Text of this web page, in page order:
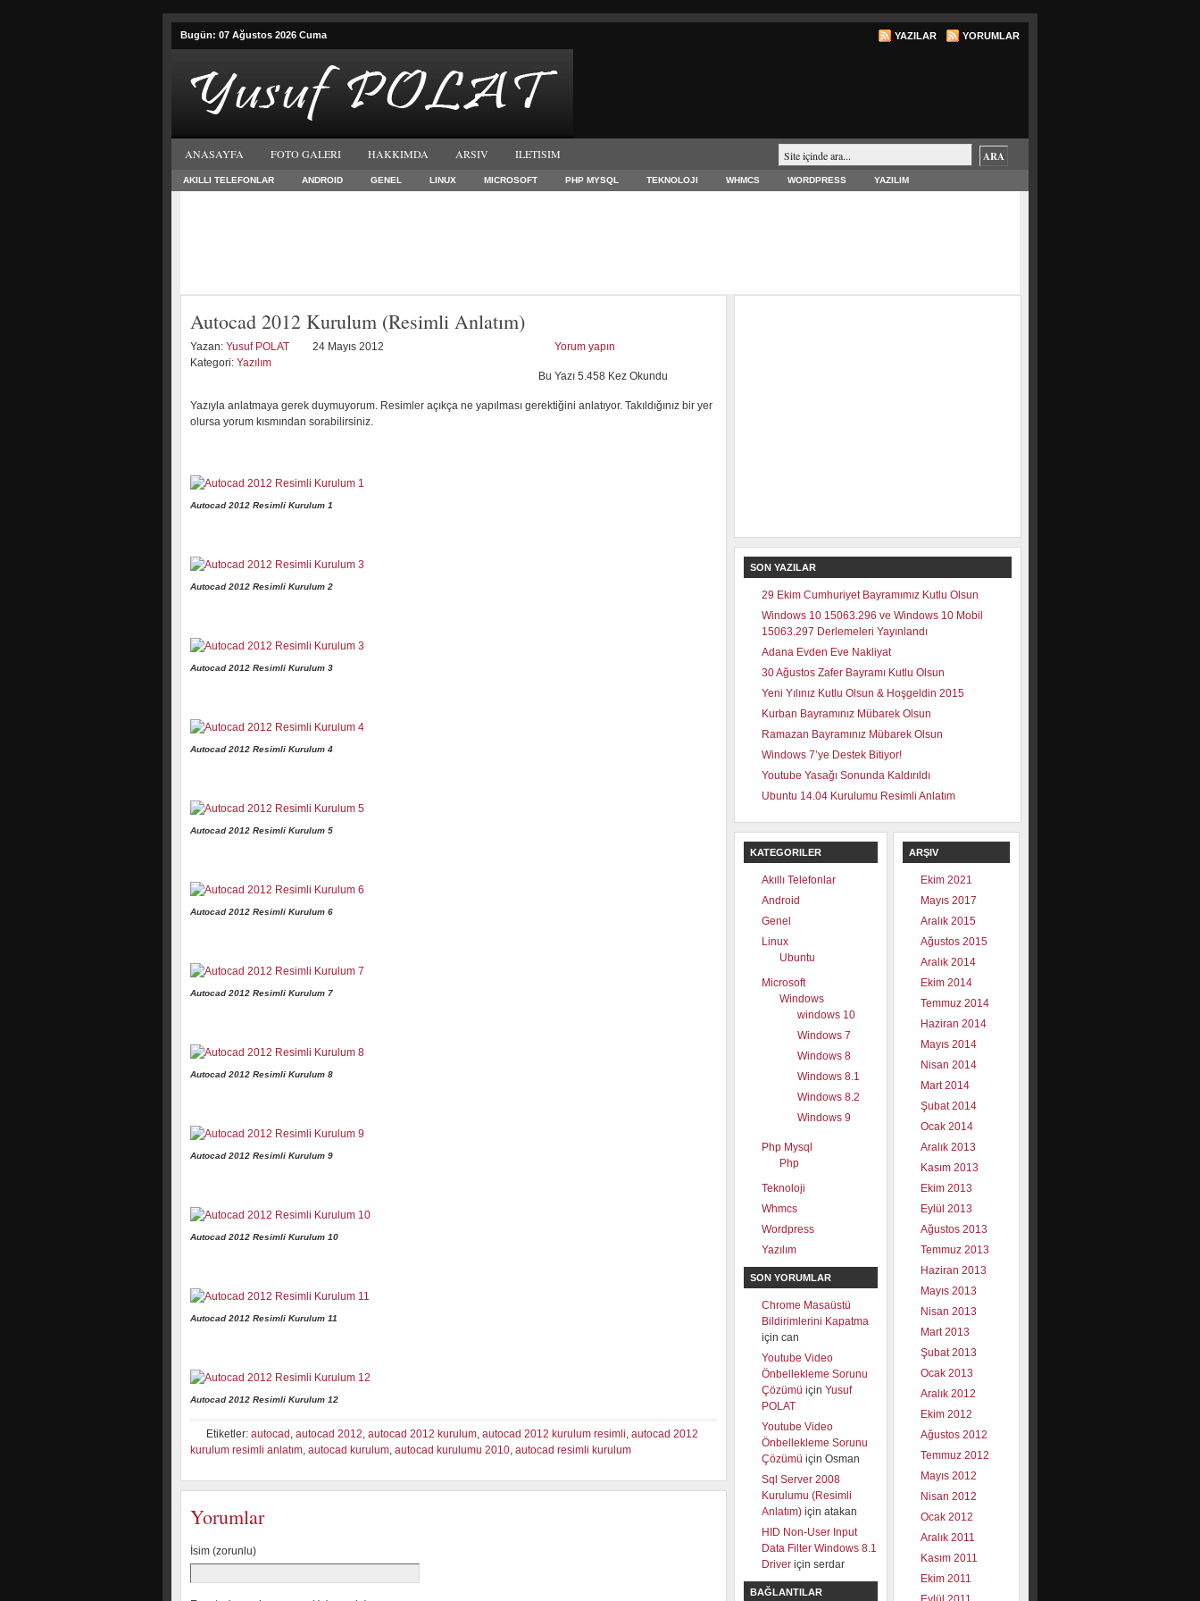
Bugün: 07 Ağustos 2026 Cuma YAZILAR YORUMLAR
ANASAYFA FOTO GALERI HAKKIMDA ARSIV ILETISIM
AKILLI TELEFONLAR ANDROID GENEL LINUX MICROSOFT PHP MYSQL TEKNOLOJI WHMCS WORDPRESS YAZILIM
Autocad 2012 Kurulum (Resimli Anlatım)
Yazan: Yusuf POLAT
24 Mayıs 2012
Kategori: Yazılım
Yorum yapın
Bu Yazı 5.458 Kez Okundu
Yazıyla anlatmaya gerek duymuyorum. Resimler açıkça ne yapılması gerektiğini anlatıyor. Takıldığınız bir yer
olursa yorum kısmından sorabilirsiniz.
Autocad 2012 Resimli Kurulum 1
Autocad 2012 Resimli Kurulum 2
Autocad 2012 Resimli Kurulum 3
Autocad 2012 Resimli Kurulum 4
Autocad 2012 Resimli Kurulum 5
Autocad 2012 Resimli Kurulum 6
Autocad 2012 Resimli Kurulum 7
Autocad 2012 Resimli Kurulum 8
Autocad 2012 Resimli Kurulum 9
Autocad 2012 Resimli Kurulum 10
Autocad 2012 Resimli Kurulum 11
Autocad 2012 Resimli Kurulum 12
Etiketler: autocad , autocad 2012, autocad 2012 kurulum, autocad 2012 kurulum resimli, autocad 2012
kurulum resimli anlatım, autocad kurulum, autocad kurulumu 2010, autocad resimli kurulum
Yorumlar
İsim (zorunlu)
SON YAZILAR
29 Ekim Cumhuriyet Bayramımız Kutlu Olsun
Windows 10 15063.296 ve Windows 10 Mobil
15063.297 Derlemeleri Yayınlandı
Adana Evden Eve Nakliyat
30 Ağustos Zafer Bayramı Kutlu Olsun
Yeni Yılınız Kutlu Olsun & Hoşgeldin 2015
Kurban Bayramınız Mübarek Olsun
Ramazan Bayramınız Mübarek Olsun
Windows 7’ye Destek Bitiyor!
Youtube Yasağı Sonunda Kaldırıldı
Ubuntu 14.04 Kurulumu Resimli Anlatım
KATEGORILER
Akıllı Telefonlar
Android
Genel
Linux
Ubuntu
Microsoft
Windows
windows 10
Windows 7
Windows 8
Windows 8.1
Windows 8.2
Windows 9
Php Mysql
Php
Teknoloji
Whmcs
Wordpress
Yazılım
SON YORUMLAR
Chrome Masaüstü
Bildirimlerini Kapatma
için can
Youtube Video
Önbellekleme Sorunu
Çözümü için Yusuf
POLAT
Youtube Video
Önbellekleme Sorunu
Çözümü için Osman
Sql Server 2008
Kurulumu (Resimli
Anlatım) için atakan
HID Non-User Input
Data Filter Windows 8.1
Driver için serdar
BAĞLANTILAR
ARŞIV
Ekim 2021
Mayıs 2017
Aralık 2015
Ağustos 2015
Aralık 2014
Ekim 2014
Temmuz 2014
Haziran 2014
Mayıs 2014
Nisan 2014
Mart 2014
Şubat 2014
Ocak 2014
Aralık 2013
Kasım 2013
Ekim 2013
Eylül 2013
Ağustos 2013
Temmuz 2013
Haziran 2013
Mayıs 2013
Nisan 2013
Mart 2013
Şubat 2013
Ocak 2013
Aralık 2012
Ekim 2012
Ağustos 2012
Temmuz 2012
Mayıs 2012
Nisan 2012
Ocak 2012
Aralık 2011
Kasım 2011
Ekim 2011